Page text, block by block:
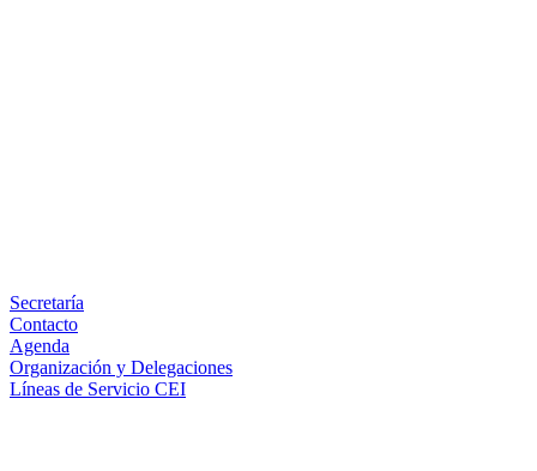
Secretaría
Contacto
Agenda
Organización y Delegaciones
Líneas de Servicio CEI